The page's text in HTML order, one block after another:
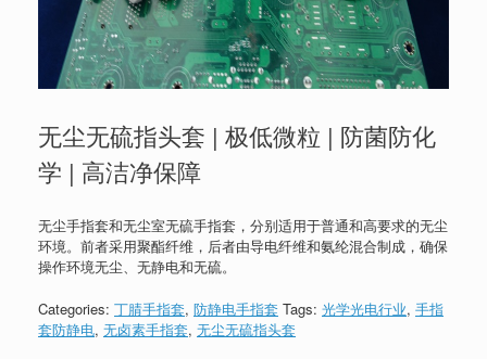
无尘无硫指头套 | 极低微粒 | 防菌防化
学 | 高洁净保障
无尘手指套和无尘室无硫手指套，分别适用于普通和高要求的无尘
环境。前者采用聚酯纤维，后者由导电纤维和氨纶混合制成，确保
操作环境无尘、无静电和无硫。
Categories: 丁腈手指套, 防静电手指套 Tags: 光学光电行业, 手指
套防静电, 无卤素手指套, 无尘无硫指头套